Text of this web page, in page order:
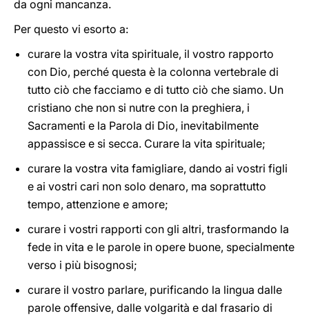
da ogni mancanza.
Per questo vi esorto a:
curare la vostra vita spirituale, il vostro rapporto
con Dio, perché questa è la colonna vertebrale di
tutto ciò che facciamo e di tutto ciò che siamo. Un
cristiano che non si nutre con la preghiera, i
Sacramenti e la Parola di Dio, inevitabilmente
appassisce e si secca. Curare la vita spirituale;
curare la vostra vita famigliare, dando ai vostri figli
e ai vostri cari non solo denaro, ma soprattutto
tempo, attenzione e amore;
curare i vostri rapporti con gli altri, trasformando la
fede in vita e le parole in opere buone, specialmente
verso i più bisognosi;
curare il vostro parlare, purificando la lingua dalle
parole offensive, dalle volgarità e dal frasario di